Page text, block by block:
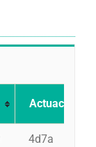
Actuació
4d7a